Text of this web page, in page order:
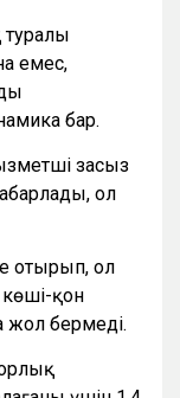
емес,
бар.
заңсыз
ол
отырып, ол
қон
жол бермеді.